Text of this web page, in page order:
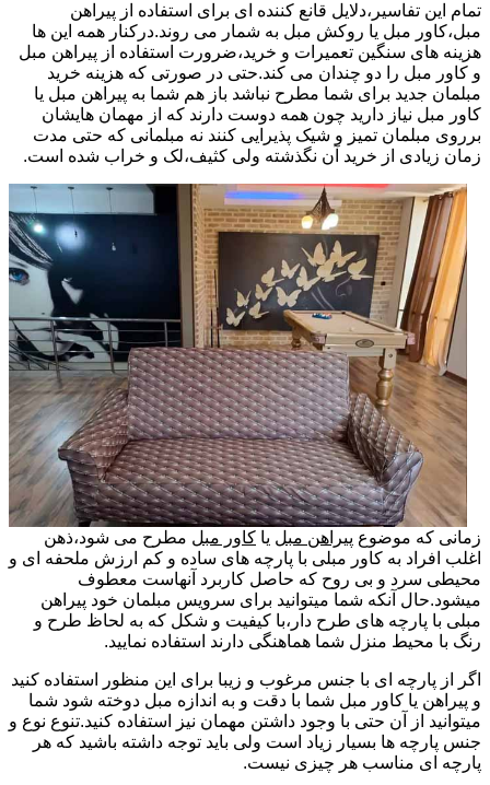
تمام این تفاسیر،دلایل قانع کننده ای برای استفاده از پیراهن
مبل،کاور مبل یا روکش مبل به شمار می روند.درکنار همه این ها
هزینه های سنگین تعمیرات و خرید،ضرورت استفاده از پیراهن مبل
و کاور مبل را دو چندان می کند.حتی در صورتی که هزینه خرید
مبلمان جدید برای شما مطرح نباشد باز هم شما به پیراهن مبل یا
کاور مبل نیاز دارید چون همه دوست دارند که از مهمان هایشان
برروی مبلمان تمیز و شیک پذیرایی کنند نه مبلمانی که حتی مدت
زمان زیادی از خرید آن نگذشته ولی کثیف،لک و خراب شده است.
زمانی که موضوع پیراهن مبل یا کاور مبل مطرح می شود،ذهن
اغلب افراد به کاور مبلی با پارچه های ساده و کم ارزش ملحفه ای و
محیطی سرد و بی روح که حاصل کاربرد آنهاست معطوف
میشود.حال آنکه شما میتوانید برای سرویس مبلمان خود پیراهن
مبلی با پارچه های طرح دار،با کیفیت و شکل که به لحاظ طرح و
رنگ با محیط منزل شما هماهنگی دارند استفاده نمایید.
اگر از پارچه ای با جنس مرغوب و زیبا برای این منظور استفاده کنید
و پیراهن یا کاور مبل شما با دقت و به اندازه مبل دوخته شود شما
میتوانید از آن حتی با وجود داشتن مهمان نیز استفاده کنید.تنوع نوع و
جنس پارچه ها بسیار زیاد است ولی باید توجه داشته باشید که هر
پارچه ای مناسب هر چیزی نیست.